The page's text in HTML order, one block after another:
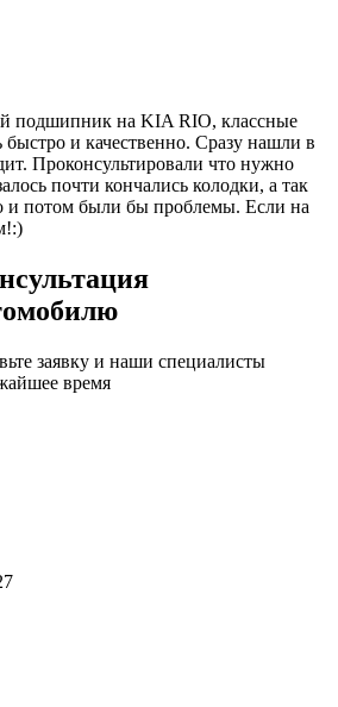
подшипник на KIA RIO, классные
быстро и качественно. Сразу нашли в
Проконсультировали что нужно
почти кончались колодки, а так
и потом были бы проблемы. Если на
заявку и наши специалисты
время